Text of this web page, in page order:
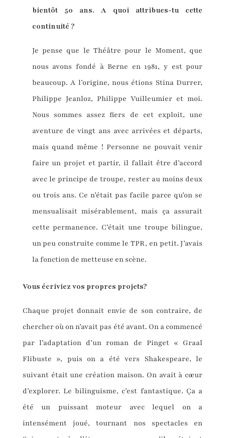
bientôt 50 ans. A quoi attribues-tu cette
continuité ?
Je pense que le Théâtre pour le Moment, que
nous avons fondé à Berne en 1981, y est pour
beaucoup. A l’origine, nous étions Stina Durrer,
Philippe Jeanloz, Philippe Vuilleumier et moi.
Nous sommes assez fiers de cet exploit, une
aventure de vingt ans avec arrivées et départs,
mais quand même ! Personne ne pouvait venir
faire un projet et partir, il fallait être d’accord
avec le principe de troupe, rester au moins deux
ou trois ans. Ce n’était pas facile parce qu’on se
mensualisait misérablement, mais ça assurait
cette permanence. C’était une troupe bilingue,
un peu construite comme le TPR, en petit. J’avais
la fonction de metteuse en scène.
Vous écriviez vos propres projets?
Chaque projet donnait envie de son contraire, de
chercher où on n’avait pas été avant. On a commencé
par l’adaptation d’un roman de Pinget « Graal
Flibuste », puis on a été vers Shakespeare, le
suivant était une création maison. On avait à cœur
d’explorer. Le bilinguisme, c’est fantastique. Ça a
été un puissant moteur avec lequel on a
intensément joué, tournant nos spectacles en